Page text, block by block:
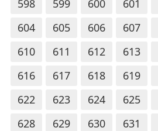
598
599 600 601
604
605 606 607
610
611 612 613
616
617 618 619
622
623 624 625
628
629 630 631